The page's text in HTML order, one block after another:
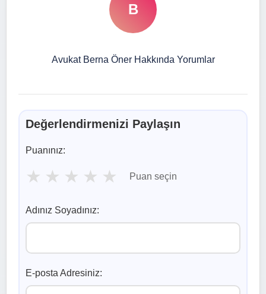
B
Avukat Berna Öner Hakkında Yorumlar
Değerlendirmenizi Paylaşın
Puanınız:
★ ★ ★ ★ ★ Puan seçin
Adınız Soyadınız:
E-posta Adresiniz: